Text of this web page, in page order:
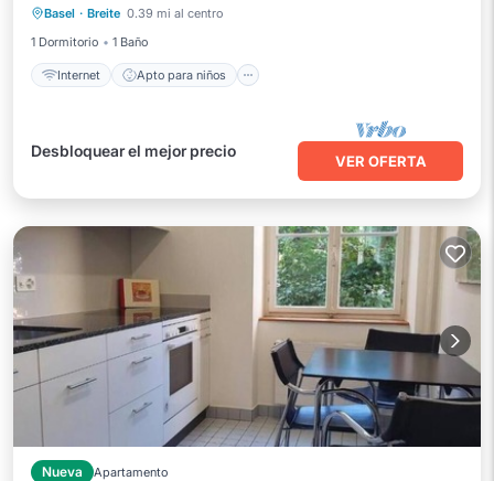
Basel · Breite 0.39 mi al centro
1 Dormitorio
1 Baño
Internet Apto para niños
Ropa de cama
Desbloquear el mejor precio
VER OFERTA
Nueva Apartamento